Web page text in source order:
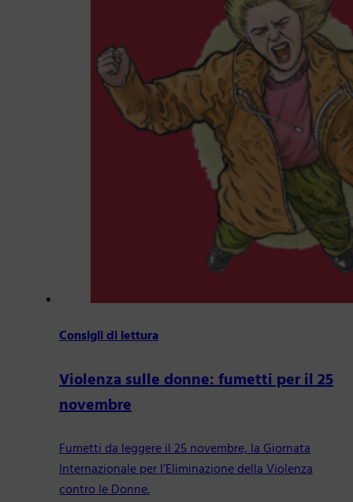
Consigli di lettura
Violenza sulle donne: fumetti per il 25
novembre
Fumetti da leggere il 25 novembre, la Giornata
Internazionale per l’Eliminazione della Violenza
contro le Donne.